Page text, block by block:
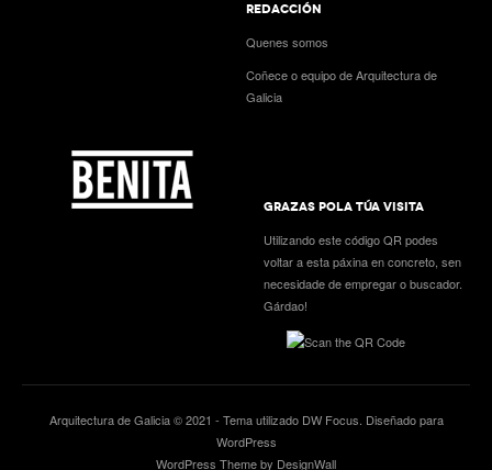
REDACCIÓN
Quenes somos
Coñece o equipo de Arquitectura de
Galicia
GRAZAS POLA TÚA VISITA
Utilizando este código QR podes
voltar a esta páxina en concreto, sen
necesidade de empregar o buscador.
Gárdao!
Arquitectura de Galicia © 2021 - Tema utilizado DW Focus . Diseñado para
WordPress
WordPress Theme by DesignWall